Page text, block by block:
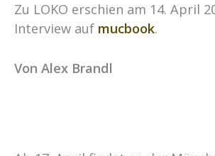
Zu LOKO erschien am 14. April
Interview auf mucbook.
Von Alex Brandl